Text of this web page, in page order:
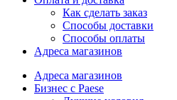
Как сделать заказ
Способы доставки
Способы оплаты
Адреса магазинов
Адреса магазинов
Бизнес с Paese